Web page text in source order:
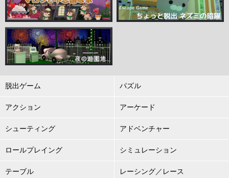
脱出ゲーム パズル
アクション アーケード
シューティング アドベンチャー
ロールプレイング シミュレーション
テーブル レーシング／レース